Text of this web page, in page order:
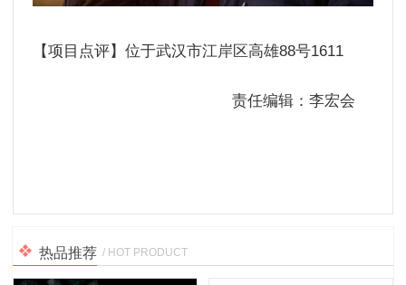
【项目点评】位于武汉市江岸区高雄88号1611
责任编辑：李宏会
热品推荐 / HOT PRODUCT